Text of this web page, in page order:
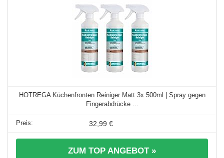
HOTREGA Küchenfronten Reiniger Matt 3x 500ml | Spray gegen
Fingerabdrücke ...
32,99 €
ZUM TOP ANGEBOT »